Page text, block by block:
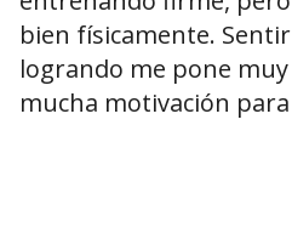
bien físicamente.
logrando me pone
mucha motivación para